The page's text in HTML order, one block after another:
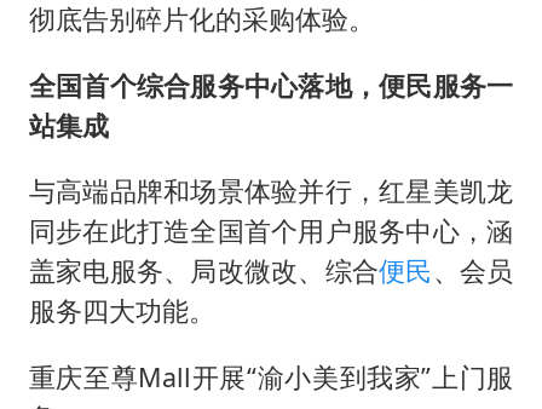
彻底告别碎片化的采购体验。
全国首个综合服务中心落地，便民服务一
站集成
与高端品牌和场景体验并行，红星美凯龙
同步在此打造全国首个用户服务中心，涵
盖家电服务、局改微改、综合便民、会员
服务四大功能。
重庆至尊Mall开展“渝小美到我家”上门服